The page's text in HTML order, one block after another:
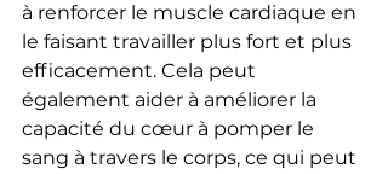
à renforcer le muscle cardiaque en
le faisant travailler plus fort et plus
efficacement. Cela peut
également aider à améliorer la
capacité du cœur à pomper le
sang à travers le corps, ce qui peut